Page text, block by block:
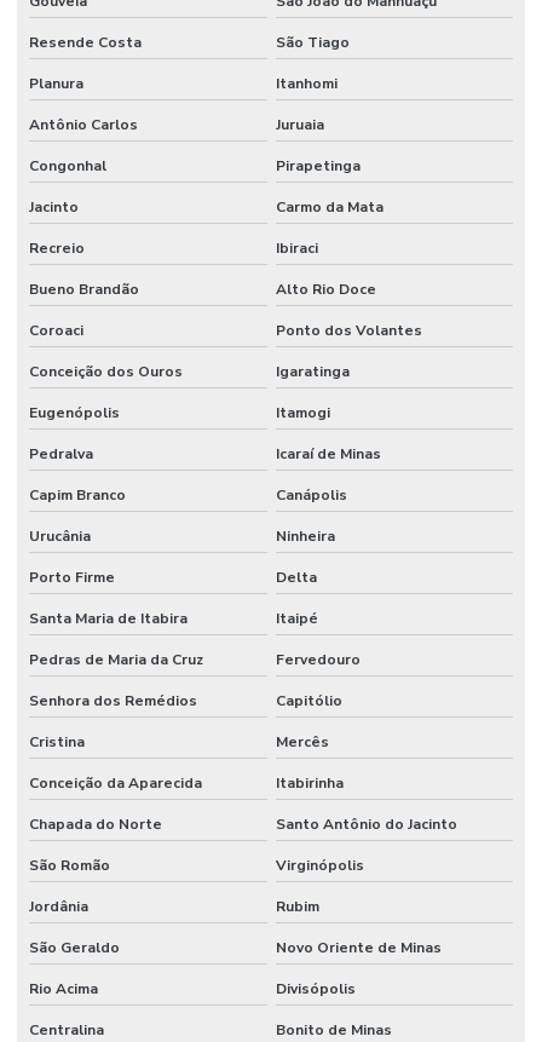
Resende Costa São Tiago
Planura Itanhomi
Antônio Carlos Juruaia
Congonhal Pirapetinga
Jacinto Carmo da Mata
Recreio Ibiraci
Bueno Brandão Alto Rio Doce
Coroaci Ponto dos Volantes
Conceição dos Ouros Igaratinga
Eugenópolis Itamogi
Pedralva Icaraí de Minas
Capim Branco Canápolis
Urucânia Ninheira
Porto Firme Delta
Santa Maria de Itabira Itaipé
Pedras de Maria da Cruz Fervedouro
Senhora dos Remédios Capitólio
Cristina Mercês
Conceição da Aparecida Itabirinha
Chapada do Norte Santo Antônio do Jacinto
São Romão Virginópolis
Jordânia Rubim
São Geraldo Novo Oriente de Minas
Rio Acima Divisópolis
Centralina Bonito de Minas